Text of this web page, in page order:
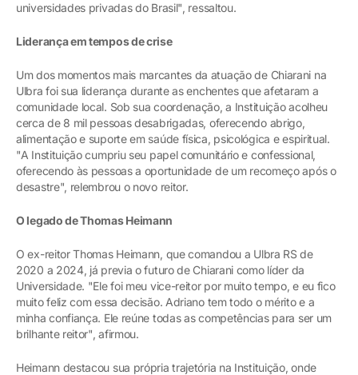
universidades privadas do Brasil", ressaltou.
Liderança em tempos de crise
Um dos momentos mais marcantes da atuação de Chiarani na
Ulbra foi sua liderança durante as enchentes que afetaram a
comunidade local. Sob sua coordenação, a Instituição acolheu
cerca de 8 mil pessoas desabrigadas, oferecendo abrigo,
alimentação e suporte em saúde física, psicológica e espiritual.
"A Instituição cumpriu seu papel comunitário e confessional,
oferecendo às pessoas a oportunidade de um recomeço após o
desastre", relembrou o novo reitor.
O legado de Thomas Heimann
O ex-reitor Thomas Heimann, que comandou a Ulbra RS de
2020 a 2024, já previa o futuro de Chiarani como líder da
Universidade. "Ele foi meu vice-reitor por muito tempo, e eu fico
muito feliz com essa decisão. Adriano tem todo o mérito e a
minha confiança. Ele reúne todas as competências para ser um
brilhante reitor", afirmou.
Heimann destacou sua própria trajetória na Instituição, onde